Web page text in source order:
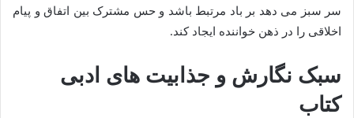
سر سبز می دهد بر باد مرتبط باشد و حس مشترک بین اتفاق و پیام
اخلاقی را در ذهن خواننده ایجاد کند.
سبک نگارش و جذابیت های ادبی
کتاب